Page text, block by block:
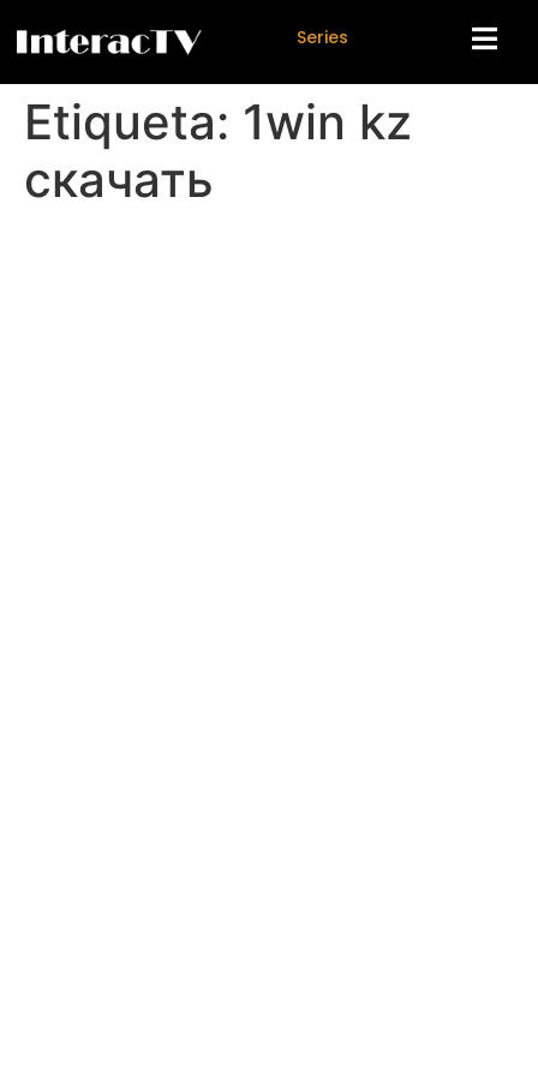
Series
Etiqueta: 1win kz
скачать